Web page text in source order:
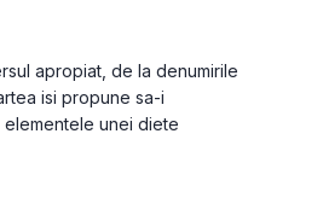
isi propune sa-i
unei diete